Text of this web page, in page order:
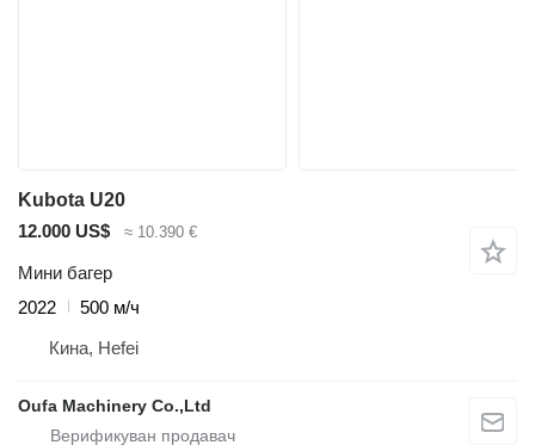
Kubota U20
12.000 US$
≈ 10.390 €
Мини багер
2022
500 м/ч
Кина, Hefei
Oufa Machinery Co.,Ltd